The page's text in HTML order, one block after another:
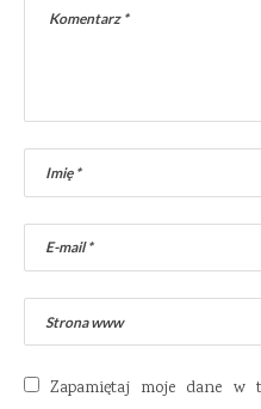
Zapamiętaj moje dane w